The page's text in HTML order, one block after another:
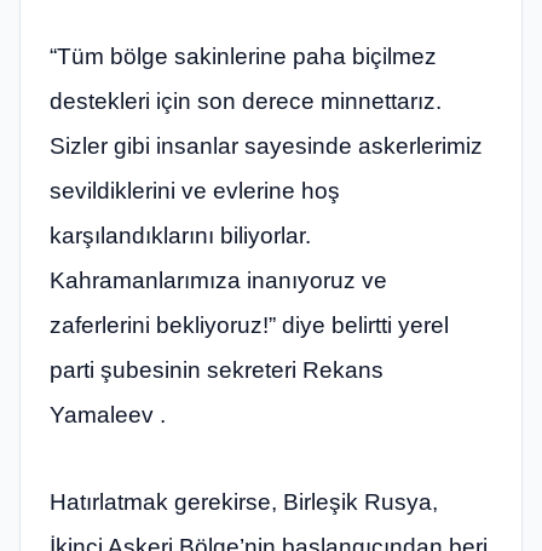
“Tüm bölge sakinlerine paha biçilmez
destekleri için son derece minnettarız.
Sizler gibi insanlar sayesinde askerlerimiz
sevildiklerini ve evlerine hoş
karşılandıklarını biliyorlar.
Kahramanlarımıza inanıyoruz ve
zaferlerini bekliyoruz!” diye belirtti yerel
parti şubesinin sekreteri Rekans
Yamaleev .
Hatırlatmak gerekirse, Birleşik Rusya,